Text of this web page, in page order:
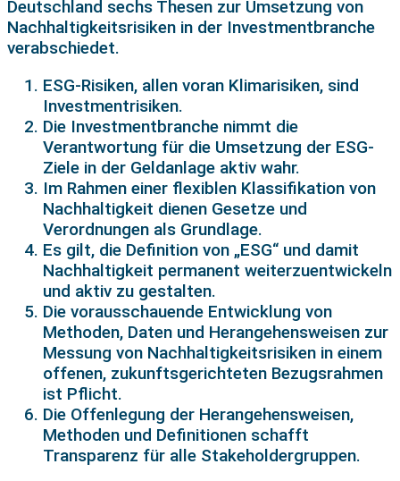
Deutschland sechs Thesen zur Umsetzung von
Nachhaltigkeitsrisiken in der Investmentbranche
verabschiedet.
ESG-Risiken, allen voran Klimarisiken, sind
Investmentrisiken.
Die Investmentbranche nimmt die
Verantwortung für die Umsetzung der ESG-
Ziele in der Geldanlage aktiv wahr.
Im Rahmen einer flexiblen Klassifikation von
Nachhaltigkeit dienen Gesetze und
Verordnungen als Grundlage.
Es gilt, die Definition von „ESG“ und damit
Nachhaltigkeit permanent weiterzuentwickeln
und aktiv zu gestalten.
Die vorausschauende Entwicklung von
Methoden, Daten und Herangehensweisen zur
Messung von Nachhaltigkeitsrisiken in einem
offenen, zukunftsgerichteten Bezugsrahmen
ist Pflicht.
Die Offenlegung der Herangehensweisen,
Methoden und Definitionen schafft
Transparenz für alle Stakeholdergruppen.